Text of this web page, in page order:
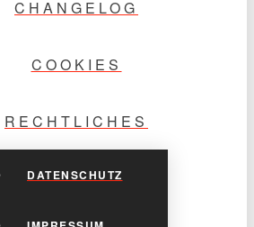
CHANGELOG
COOKIES
RECHTLICHES
DATENSCHUTZ